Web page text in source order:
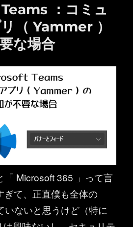
：コミュ
（ Yammer ）
な場合
「 Microsoft 365 」って言
ぎて、正直僕も全体の
いないと思うけど（特に